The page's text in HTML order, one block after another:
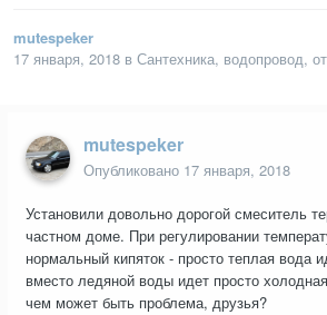
mutespeker
17 января, 2018 в Сантехника, водопровод,
mutespeker
Опубликовано 17 января, 2018
Установили довольно дорогой смеситель
частном доме. При регулировании
нормальный кипяток - просто теплая вода
вместо ледяной воды идет просто
чем может быть проблема, друзья?